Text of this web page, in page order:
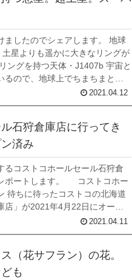
ましたのでシェアします。 地球
星よりも遥かに大きなリングが
グを持つ天体・J1407b 宇宙と
ので、地球上でちまちまと想
ようなものもたくさんあるんだ
2021.04.12
石狩倉庫店に行ってき
済み
るコストコホールセール石狩倉
ポートします。 コストコホー
待ちに待ったコストコの北海道
」が2021年4月22日にオープ
したのですが、ついにそのとき
2021.04.11
（花サフラン）の花。
も